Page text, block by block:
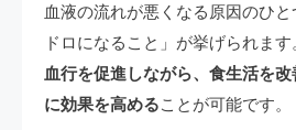
血液の流れが悪くなる原因のひ
ドロになること」が挙げられます
血行を促進しながら、食生活を
に効果を高めることが可能です。